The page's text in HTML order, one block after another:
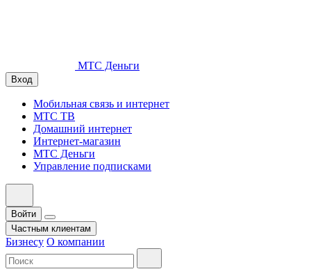
МТС Деньги
Вход
Мобильная связь и интернет
МТС ТВ
Домашний интернет
Интернет-магазин
МТС Деньги
Управление подписками
Войти
Частным клиентам
Бизнесу О компании